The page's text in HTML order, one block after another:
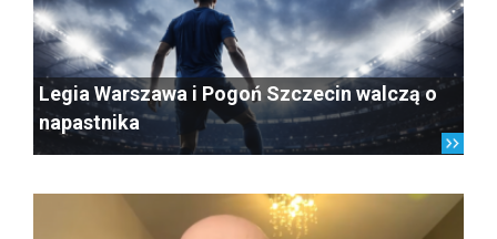
Legia Warszawa i Pogoń Szczecin walczą o
napastnika